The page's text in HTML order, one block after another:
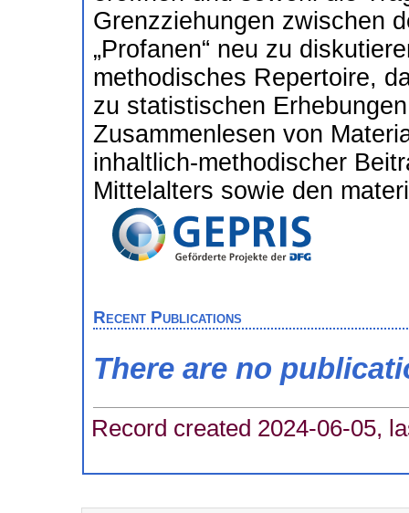
Grenzziehungen zwischen
„Profanen“ neu zu
methodisches Repertoire,
zu statistischen
Zusammenlesen von
inhaltlich-methodischer
Mittelalters sowie den
Recent Publications
There are no
Record created 2024-06-05,